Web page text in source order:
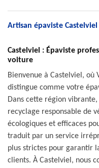
Artisan épaviste Castelviel
Castelviel : Épaviste
voiture
Bienvenue à Castelviel, où
distingue comme votre
Dans cette région
recyclage responsable de
écologiques et efficaces
traduit par un service
plus strictes pour garantir
clients. À Castelviel, nous